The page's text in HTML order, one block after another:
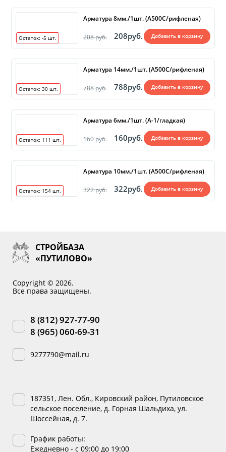
Остаток:-5 шт.
Арматура 8мм./1шт. (А500С/рифленая)
208 руб. 208руб. Добавить в корзину
Остаток:30 шт.
Арматура 14мм./1шт. (А500С/рифленая)
788 руб. 788руб. Добавить в корзину
Остаток: 111 шт.
Арматура 6мм./1шт. (А-1/гладкая)
160 руб. 160руб. Добавить в корзину
Остаток: 154 шт.
Арматура 10мм./1шт. (А500С/рифленая)
322 руб. 322руб. Добавить в корзину
СТРОЙБАЗА
«ПУТИЛОВО»
Copyright © 2026.
Все права защищены.
8 (812) 927-77-90
8 (965) 060-69-31
9277790@mail.ru
187351, Лен. Обл., Кировский район, Путиловское
сельское поселение, д. Горная Шальдиха, ул.
Шоссейная, д. 7.
График работы:
Ежедневно - с 09:00 до 19:00